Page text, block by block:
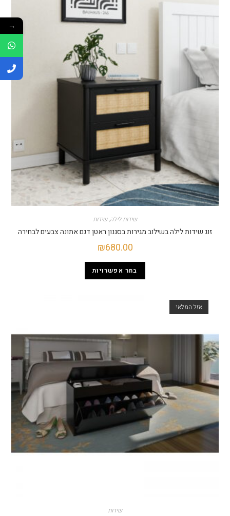
שידות לילה,שידות
זוג שידות לילה בשילוב מגירות בסגנון ראטן דגם אתונה צבעים לבחירה
₪680.00
בחר אפשרויות
אזל המלאי
שידות
→